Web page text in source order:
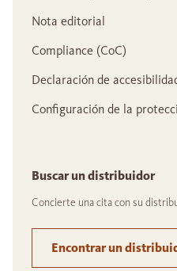
Nota editorial
Compliance (CoC)
Declaración de
Configuración de la
Buscar un distribuidor
Concierte una cita con su
Encontrar un